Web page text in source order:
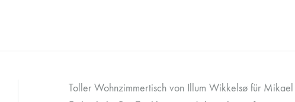
Toller Wohnzimmertisch von Illum Wikkelsø für